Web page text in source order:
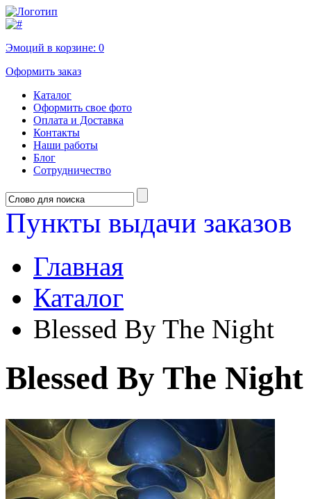
Эмоций в корзине: 0
Оформить заказ
Каталог
Оформить свое фото
Оплата и Доставка
Контакты
Наши работы
Блог
Сотрудничество
Пункты выдачи заказов
Главная
Каталог
Blessed By The Night
Blessed By The Night